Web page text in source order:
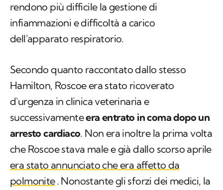
rendono più difficile la gestione di
infiammazioni e difficoltà a carico
dell'apparato respiratorio.
Secondo quanto raccontato dallo stesso
Hamilton, Roscoe era stato ricoverato
d'urgenza in clinica veterinaria e
successivamenteera entrato in coma dopo un
arresto cardiaco. Non era inoltre la prima volta
che Roscoe stava male e già dallo scorso aprile
era stato annunciato che era affetto da
polmonite. Nonostante gli sforzi dei medici, la